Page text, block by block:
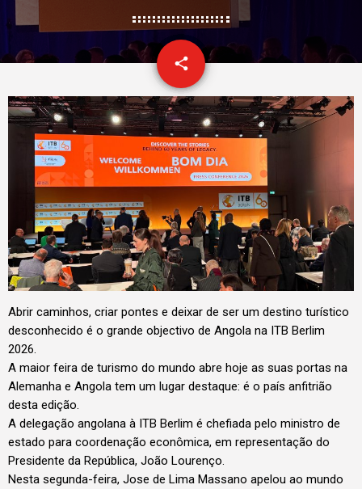
share
email
Abrir caminhos, criar pontes e deixar de ser um destino turístico
desconhecido é o grande objectivo de Angola na ITB Berlim
2026.
A maior feira de turismo do mundo abre hoje as suas portas na
Alemanha e Angola tem um lugar destaque: é o país anfitrião
desta edição.
A delegação angolana à ITB Berlim é chefiada pelo ministro de
estado para coordenação econômica, em representação do
Presidente da República, João Lourenço.
Nesta segunda-feira, Jose de Lima Massano apelou ao mundo